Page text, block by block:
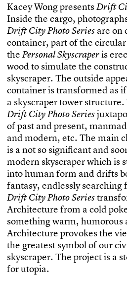
KaceyWongpresentsDrift Ci
Inside the cargo, photograph
Drift CityPhotoSeries are on
container, partofthe circular
the PersonalSkyscraperiserec
woodto simulate the constru
skyscraper. The outside appe
containeristransformed asif
a skyscrapertower structure.
Drift CityPhotoSeriesjuxtapo
ofpast andpresent, manmad
andmodern, etc. The mainc
is a not so signifcant and soo
modern skyscraperwhichis s
intohumanform anddriftsb
fantasy, endlessly searchingf
Drift CityPhotoSeriestransfo
Architecture from a coldpok
somethingwarm, humorous
Architecture provokesthe vie
the greatest symbolofourciv
skyscraper. The projectis a st
forutopia.